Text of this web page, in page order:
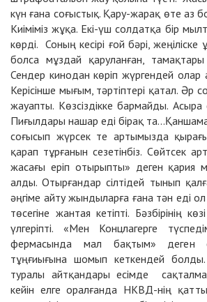
күн ғана соғыстық. Қару-жарақ өте аз
Киіміміз жұқа. Екі-үш солдатқа бір
көрді. Соның кесірі ғой бәрі,
болса мұздай қаруланған, тамақтары
Сендер кинодан көріп жүргендей олар
Керісінше мығым, тәртіптері қатал. Әр
жауапты. Көзсіздікке бармайды.
Пиғылдары нашар еді бірақ
соғысып жүрсек те артымызда қырағы
қарап тұрғанын сезетінбіз. Сөйтсек
жасағы еріп отырыпты» деген қария
алды. Отырғандар сілтідей тынып
әңгіме айту жындыларға ғана тән еді
төсегіне жантая кетіпті. Бәзбірінің
үлгеріпті. «Мен Концлагерге
фермасында мал бақтым» деген
тұңғиығына шомып кеткендей болды.
туралы айтқандары есімде
кейін елге оралғанда НКВД-нің қатты